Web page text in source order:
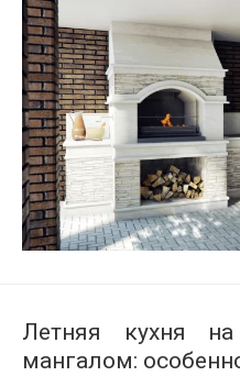
Летняя кухня
мангалом: